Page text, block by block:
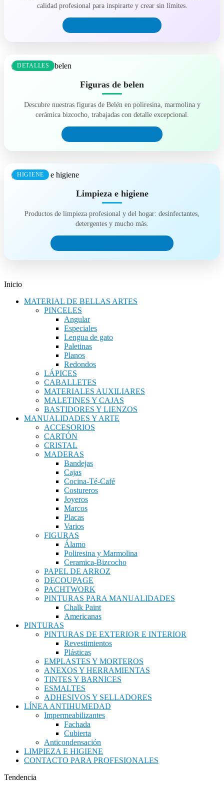
calidad profesional para inspirarte y crear sin límites.
DETALLES
Figuras de belen
Descubre nuestras figuras de Belén en poliresina, marmolina y
cerámica bizcocho, trabajadas con detalle excepcional.
HIGIENE
Limpieza e higiene
Productos de limpieza profesional y del hogar: desinfectantes,
detergentes y mucho más.
Inicio
MATERIAL DE BELLAS ARTES
PINCELES
Angular
Especiales
Lengua de gato
Paletinas
Planos
Redondos
LÁPICES
CABALLETES
MATERIALES AUXILIARES
MALETINES Y CAJAS
BASTIDORES Y LIENZOS
MANUALIDADES Y ARTE
ACCESORIOS
CARTÓN
CRISTAL
MADERAS
Bandejas
Cajas
Cocina-Té-Café
Costureros
Joyeros
Marcos
Placas
Varios
FIGURAS
Álamo
Poliresina y Marmolina
Ceramica-Bizcocho
PAPEL DE ARROZ
DECOUPAGE
PACHTWORK
PINTURAS PARA MANUALIDADES
Chalk Paint
Americanas
PINTURAS
PINTURAS DE EXTERIOR E INTERIOR
Revestimientos
Plásticas
EMPLASTES Y MORTEROS
ANEXOS Y HERRAMIENTAS
TINTES Y BARNICES
ESMALTES
ADHESIVOS Y SELLADORES
LÍNEA ANTIHUMEDAD
Impermeabilizantes
Fachada
Cubierta
Anticondensación
LIMPIEZA E HIGIENE
CONTACTO PARA PROFESIONALES
Tendencia